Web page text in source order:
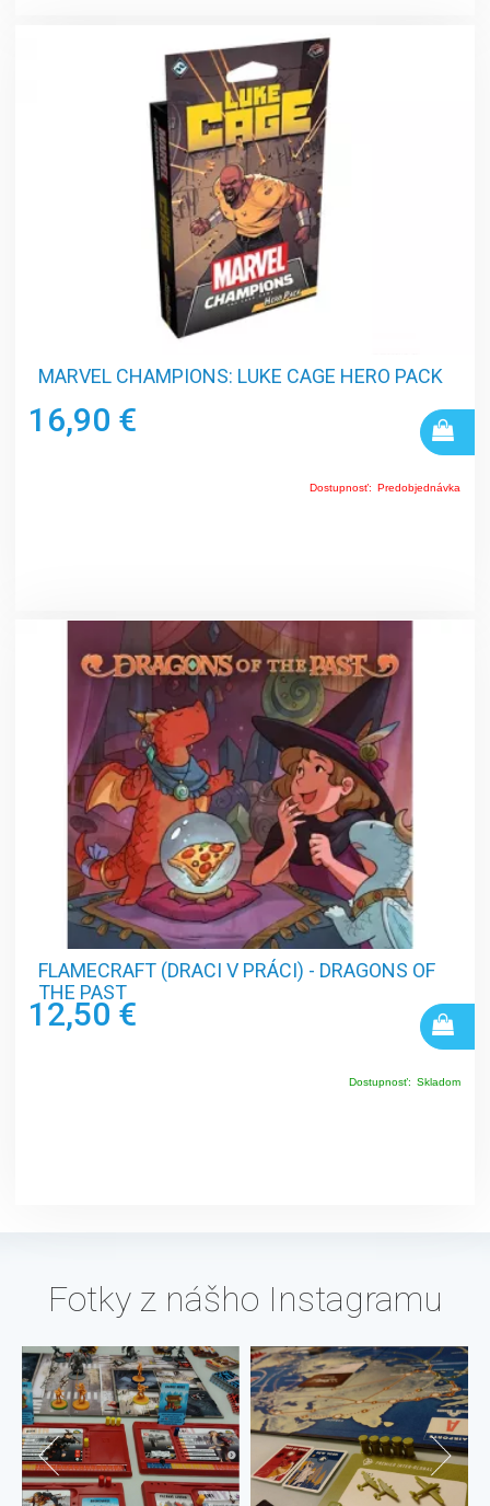
MARVEL CHAMPIONS: LUKE CAGE HERO PACK
16,90 €
Dostupnosť: Predobjednávka
FLAMECRAFT (DRACI V PRÁCI) - DRAGONS OF
THE PAST
12,50 €
Dostupnosť: Skladom
Fotky z nášho Instagramu